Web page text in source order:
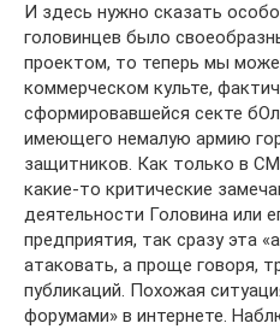
И здесь нужно сказать
головинцев было
проектом, то теперь мы
коммерческом культе,
сформировавшейся секте
имеющего немалую армию
защитников. Как только в
какие-то критические
деятельности Головина или
предприятия, так сразу эта
атаковать, а проще говоря,
публикаций. Похожая
форумами» в интернете.